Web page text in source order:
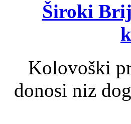
Široki
Kolovoški
donosi niz